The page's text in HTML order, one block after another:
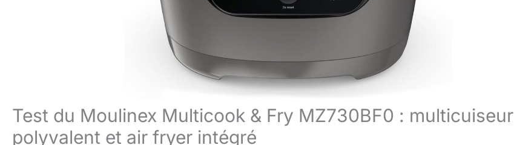
Test du Moulinex Multicook & Fry MZ730BF0 : multicuiseur
polyvalent et air fryer intégré